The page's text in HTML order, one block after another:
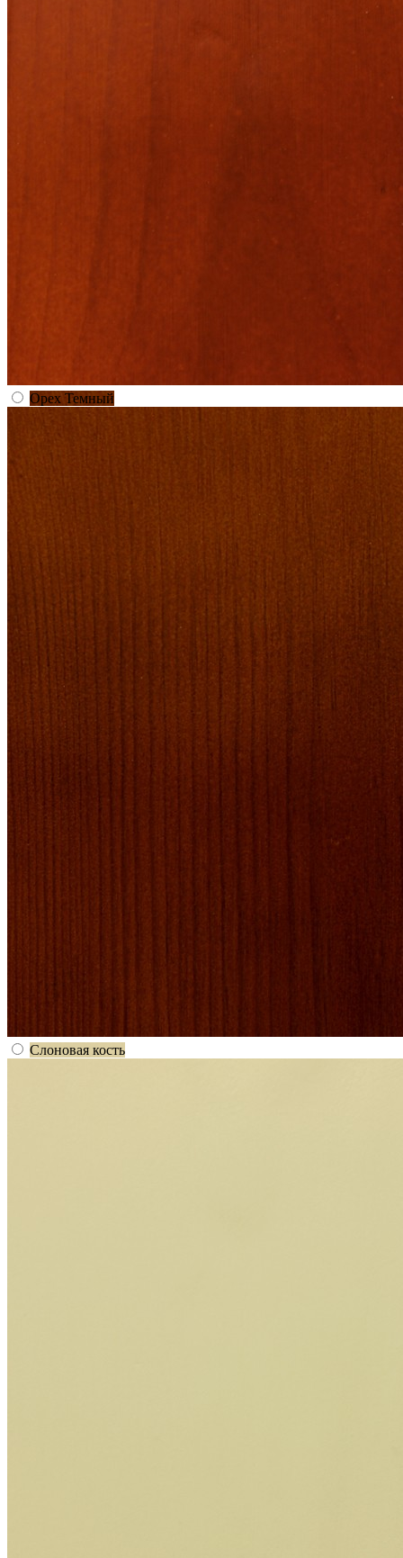
Орех Темный
Слоновая кость